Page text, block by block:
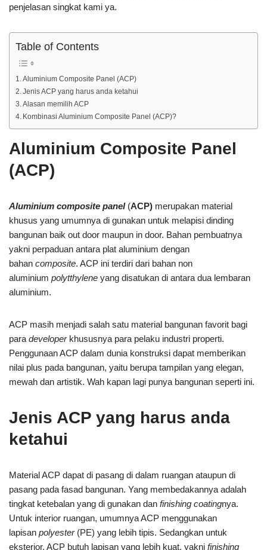
penjelasan singkat kami ya.
Table of Contents
Aluminium Composite Panel (ACP)
Jenis ACP yang harus anda ketahui
Alasan memilih ACP
Kombinasi Aluminium Composite Panel (ACP)?
Aluminium Composite Panel
(ACP)
Aluminium composite panel(ACP) merupakan material
khusus yang umumnya di gunakan untuk melapisi dinding
bangunan baik out door maupun in door. Bahan pembuatnya
yakni perpaduan antara plat aluminium dengan
bahan composite. ACP ini terdiri dari bahan non
aluminium polytthylene yang disatukan di antara dua lembaran
aluminium.
ACP masih menjadi salah satu material bangunan favorit bagi
para developer khususnya para pelaku industri properti.
Penggunaan ACP dalam dunia konstruksi dapat memberikan
nilai plus pada bangunan, yaitu berupa tampilan yang elegan,
mewah dan artistik. Wah kapan lagi punya bangunan seperti ini.
Jenis ACP yang harus anda
ketahui
Material ACP dapat di pasang di dalam ruangan ataupun di
pasang pada fasad bangunan. Yang membedakannya adalah
tingkat ketebalan yang di gunakan dan finishing coatingnya.
Untuk interior ruangan, umumnya ACP menggunakan
lapisan polyester (PE) yang lebih tipis. Sedangkan untuk
eksterior, ACP butuh lapisan yang lebih kuat, yakni finishing